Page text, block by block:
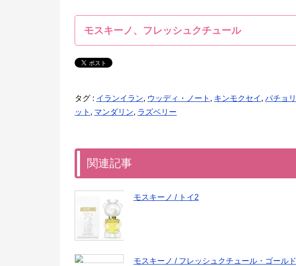
モスキーノ、フレッシュクチュール
タグ : イランイラン, ウッディ・ノート , キンモクセイ , パチョリ
ット , マンダリン, ラズベリー
関連記事
モスキーノ / トイ2
モスキーノ / フレッシュクチュール・ゴールド